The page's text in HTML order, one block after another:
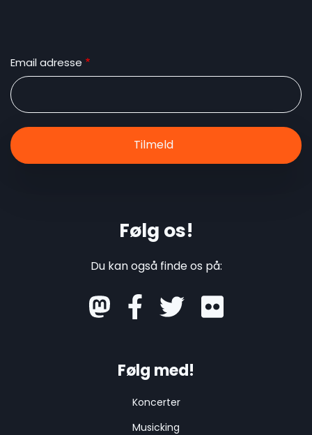
Email adresse
Følg os!
Du kan også finde os på:
mastodon
Følg med!
Koncerter
Musicking